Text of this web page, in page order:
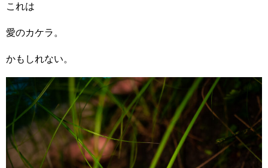
これは
愛のカケラ。
かもしれない。